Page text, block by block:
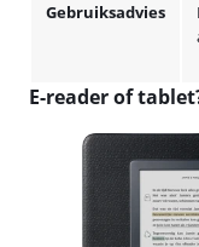
Gebruiksadvies
E-reader of